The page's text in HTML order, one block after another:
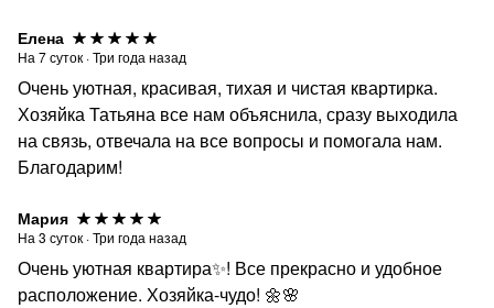
Елена
На 7суток ·Три года назад
Очень уютная, красивая, тихая и чистая квартирка.
Хозяйка Татьяна все нам объяснила, сразу выходила
на связь, отвечала на все вопросы и помогала нам.
Благодарим!
Мария
На 3 суток ·Три года назад
Очень уютная квартира✨! Все прекрасно и удобное
расположение. Хозяйка-чудо! 🌼🌸